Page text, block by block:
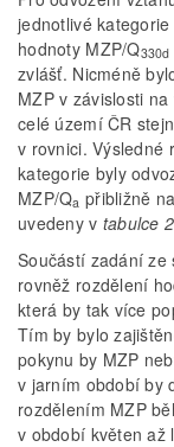
jednotlivé
hodnoty MZP/Q330d
zvlášť. Nicméně
MZP v závislosti
celé území ČR
v rovnici. Výsledné
kategorie byly
MZP/Qa přibližně
uvedeny v tabulce 2
Součástí zadání ze
rovněž rozdělení
která by tak více
Tím by bylo
pokynu by MZP
v jarním období by
rozdělením MZP
v období květen až